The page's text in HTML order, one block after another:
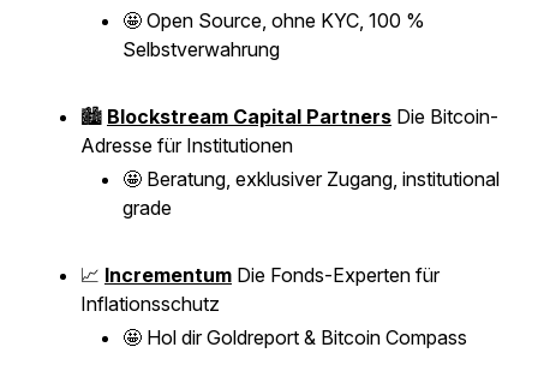
🤩 Open Source, ohne KYC, 100 %
Selbstverwahrung
🏙️ Blockstream Capital Partners Die Bitcoin-
Adresse für Institutionen
🤩 Beratung, exklusiver Zugang, institutional
grade
📈 Incrementum Die Fonds-Experten für
Inflationsschutz
🤩 Hol dir Goldreport & Bitcoin Compass